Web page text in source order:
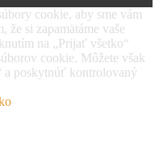
cookie, aby sme vám
si zapamätáme vaše
na „Prijať všetko“
cookie. Môžete však
a poskytnúť kontrolovaný